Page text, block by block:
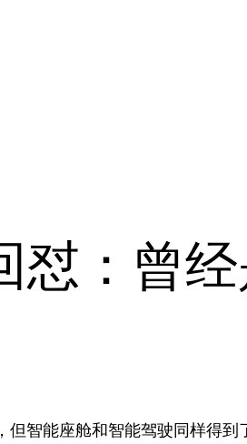
怼：曾
智能座舱和智能驾驶同样得到